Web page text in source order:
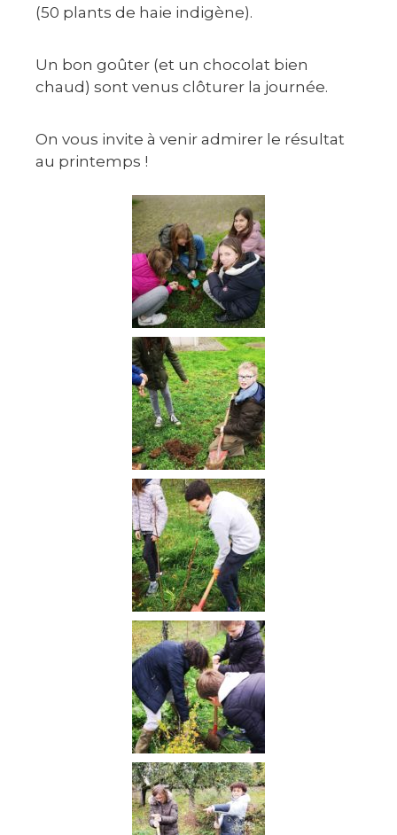
(50 plants de haie indigène).
Un bon goûter (et un chocolat bien
chaud) sont venus clôturer la journée.
On vous invite à venir admirer le résultat
au printemps !